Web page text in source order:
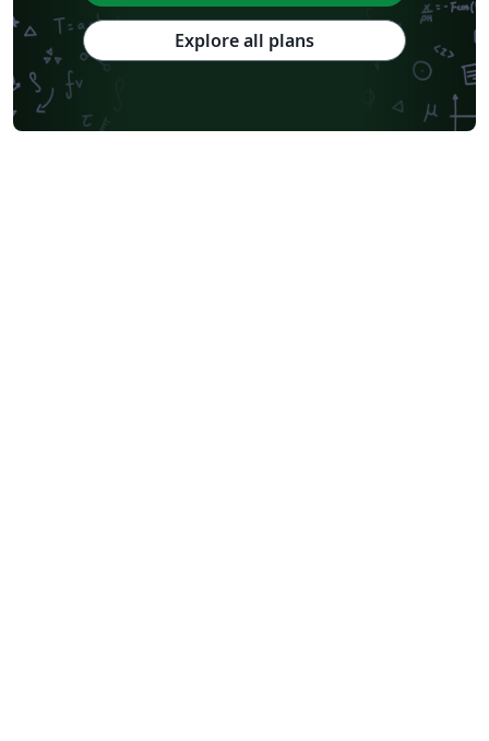
Explore all plans